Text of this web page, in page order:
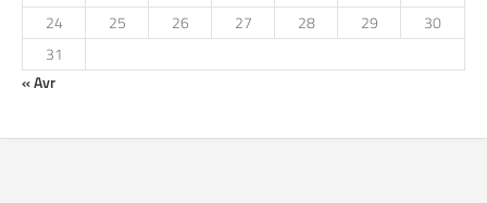
24
25 26 27 28 29
30
31
« Avr